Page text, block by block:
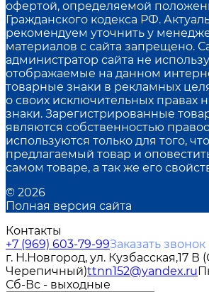
офертой, определяемой
Гражданского кодекса РФ.
рекомендуем уточнить у
материалов с сайта запрещено.
администратор сайта не
отображаемые на данном
товарные знаки в рекламных
о своих исключительных правах
знаки. Зарегистрированные
являются собственностью
используются только для того,
предлагаемый товар и
самом товаре, а так же его
© 2026
Полная версия сайта
Контакты
+7 (969) 603-79-99Заказать звонок
г. Н.Новгород, ул. Кузбасская,17 В
Черепичный)ttnn152@yandex.ru
Сб-Вс - выходные